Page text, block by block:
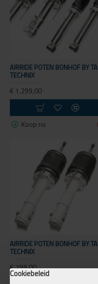
Cookiebeleid
AIRRIDE POTEN BONHOF BY TA
TECHNIX
€ 1.299,00
Koop nu
AIRRIDE POTEN BONHOF BY TA
TECHNIX
€ 799,00